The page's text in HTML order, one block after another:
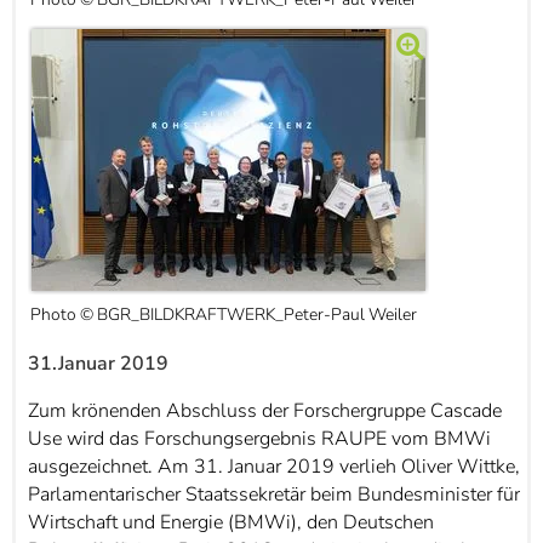
Photo © BGR_BILDKRAFTWERK_Peter-Paul Weiler
31.Januar 2019
Zum krönenden Abschluss der Forschergruppe Cascade
Use wird das Forschungsergebnis RAUPE vom BMWi
ausgezeichnet. Am 31. Januar 2019 verlieh Oliver Wittke,
Parlamentarischer Staatssekretär beim Bundesminister für
Wirtschaft und Energie (BMWi), den Deutschen